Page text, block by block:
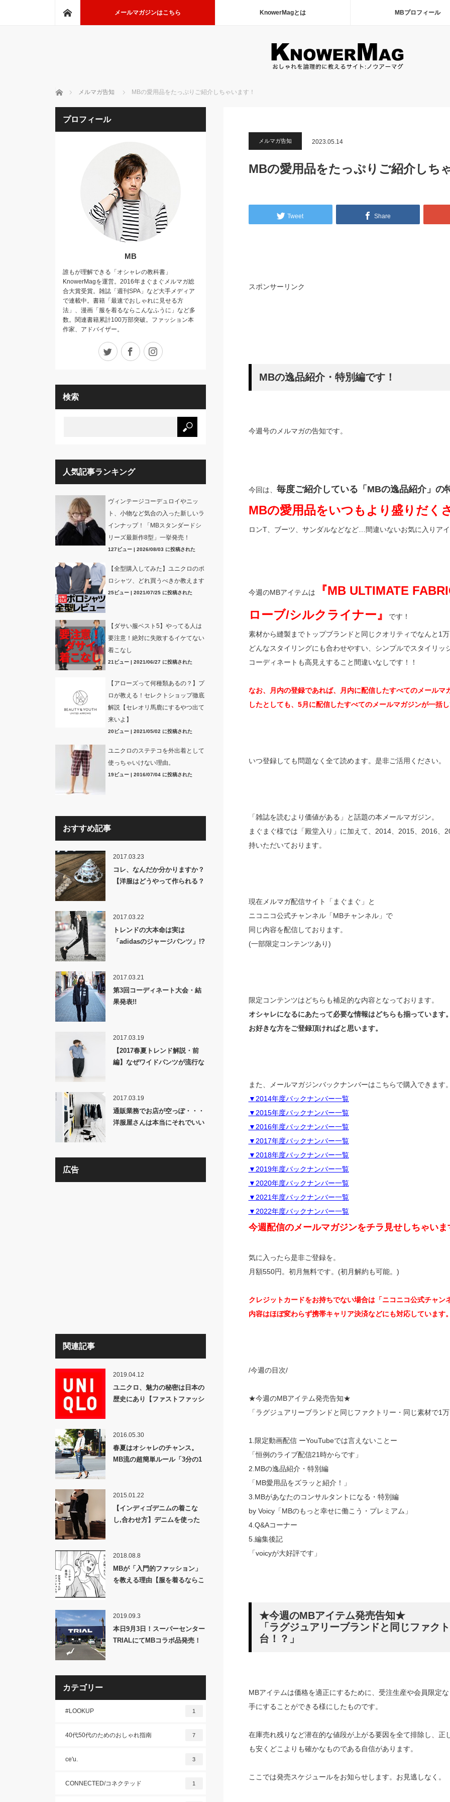
メールマガジンはこちら KnowerMagとは MBプロフィール
ホーム メルマガ告知 MBの愛用品をたっぷりご紹介しちゃいます！
メルマガ告知 2023.05.14
MBの愛用品をたっぷりご紹介しち
Tweet Share
スポンサーリンク
MBの逸品紹介・特別編です！
今週号のメルマガの告知です。
今回は、 毎度ご紹介している「MBの逸品紹介」の
MBの愛用品をいつもより盛りだく
ロンT、ブーツ、サンダルなどなど…間違いないお気に入りア
今週のMBアイテムは
『MB ULTIMATE
ローブ/シルクライナー』
です！
素材から縫製までトップブランドと同じクオリティでなんと1
どんなスタイリングにも合わせやすい、シンプルでスタイリッ
コーディネートも高見えすること間違いなしです！！
なお、月内の登録であれば、月内に配信したすべてのメール
したとしても、5月に配信したすべてのメールマガジンが一括
いつ登録しても問題なく全て読めます。是非ご活用ください。
「雑誌を読むより価値がある」と話題の本メールマガジン。
まぐまぐ様では「殿堂入り」に加えて、2014、2015、2016、
持いただいております。
現在メルマガ配信サイト「まぐまぐ」と
ニコニコ公式チャンネル「MBチャンネル」で
同じ内容を配信しております。
(一部限定コンテンツあり)
限定コンテンツはどちらも補足的な内容となっております。
オシャレになるにあたって必要な情報はどちらも揃っています
お好きな方をご登録頂ければと思います。
また、メールマガジンバックナンバーはこちらで購入できます
▼2014年度バックナンバー一覧
▼2015年度バックナンバー一覧
▼2016年度バックナンバー一覧
▼2017年度バックナンバー一覧
▼2018年度バックナンバー一覧
▼2019年度バックナンバー一覧
▼2020年度バックナンバー一覧
▼2021年度バックナンバー一覧
▼2022年度バックナンバー一覧
今週配信のメールマガジンをチラ見せしちゃいま
気に入ったら是非ご登録を。
月額550円。初月無料です。(初月解約も可能。)
クレジットカードをお持ちでない場合は「ニコニコ公式チャ
内容はほぼ変わらず携帯キャリア決済などにも対応しています
/今週の目次/
★今週のMBアイテム発売告知★
「ラグジュアリーブランドと同じファクトリー・同じ素材で1
1.限定動画配信 ーYouTubeでは言えないことー
「恒例のライブ配信21時からです」
2.MBの逸品紹介・特別編
「MB愛用品をズラッと紹介！」
3.MBがあなたのコンサルタントになる・特別編
by Voicy「MBのもっと幸せに働こう・プレミアム」
4.Q&Aコーナー
5.編集後記
「voicyが大好評です」
★今週のMBアイテム発売告知★
「ラグジュアリーブランドと同じファク
台！？」
MBアイテムは価格を適正にするために、受注生産や会員限定
手にすることができる様にしたものです。
在庫売れ残りなど潜在的な値段が上がる要因を全て排除し、
も安くどこよりも確かなものである自信があります。
ここでは発売スケジュールをお知らせします。お見逃しなく。
プロフィール
MB
誰もが理解できる「オシャレの教科書」
KnowerMagを運営。2016年まぐまぐメルマガ総
合大賞受賞。雑誌「週刊SPA」など大手メディア
で連載中。書籍「最速でおしゃれに見せる方
法」、漫画「服を着るならこんなふうに」など多
数。関連書籍累計100万部突破。ファッション本
作家、アドバイザー。
Twitter Facebook
検索
人気記事ランキング
ヴィンテージコーデュロイやニッ
ト、小物など気合の入った新しいラ
インナップ！「MBスタンダードシ
リーズ最新作8型」一挙発売！
127ビュー| 2026/08/03 に投稿された
【全型購入してみた】ユニクロのポ
ロシャツ、どれ買うべきか教えます
25ビュー| 2021/07/25 に投稿された
【ダサい服ベスト5】やってる人は
要注意！絶対に失敗するイケてない
着こなし
21ビュー| 2021/06/27 に投稿された
【アローズって何種類あるの？】プ
ロが教える！セレクトショップ徹底
解説【セレオリ馬鹿にするやつ出て
来いよ】
20ビュー| 2021/05/02 に投稿された
ユニクロのステテコを外出着として
使っちゃいけない理由。
19ビュー| 2016/07/04 に投稿された
おすすめ記事
2017.03.23
コレ、なんだか分かりますか？
【洋服はどうやって作られる？
2017.03.22
トレンドの大本命は実は
「adidasのジャージパンツ」!?
2017.03.21
第3回コーディネート大会・結
果発表!!
2017.03.19
【2017春夏トレンド解説・前
編】なぜワイドパンツが流行な
2017.03.19
通販業務でお店が空っぽ・・・
洋服屋さんは本当にそれでいい
広告
関連記事
2019.04.12
ユニクロ、魅力の秘密は日本の
歴史にあり【ファストファッシ
2016.05.30
春夏はオシャレのチャンス。
MB流の超簡単ルール「3分の1
2015.01.22
【インディゴデニムの着こな
し,合わせ方】デニムを使った
なしテクとは？
2018.08.8
MBが「入門的ファッション」
を教える理由【服を着るならこ
2019.09.3
本日9月3日！スーパーセンター
TRIALにてMBコラボ品発売！
カテゴリー
#LOOKUP 1
40代50代のためのおしゃれ指南 7
ce'u. 3
CONNECTED/コネクテッド 1